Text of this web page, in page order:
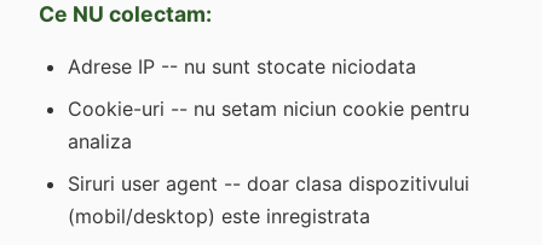
Ce NU colectam:
Adrese IP -- nu sunt stocate niciodata
Cookie-uri -- nu setam niciun cookie pentru
analiza
Siruri user agent -- doar clasa dispozitivului
(mobil/desktop) este inregistrata